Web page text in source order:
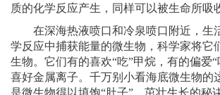
质的化学反应产生，同样可以被生命所吸
在深海热液喷口和冷泉喷口附近，生
学反应中捕获能量的微生物，科学家将它
生物。它们有的喜欢“吃”甲烷，有的偏爱“
喜好金属离子。千万别小看海底微生物的